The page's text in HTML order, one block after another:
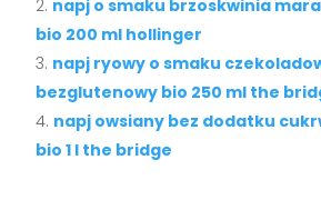
napj o smaku brzoskwinia
bio 200 ml hollinger
napj ryowy o smaku
bezglutenowy bio 250 ml the
napj owsiany bez dodatku
bio 1 l the bridge